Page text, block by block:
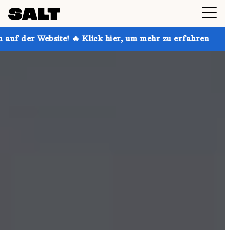
🔥 Klick hier, um mehr zu erfahren Hol dir bis zu